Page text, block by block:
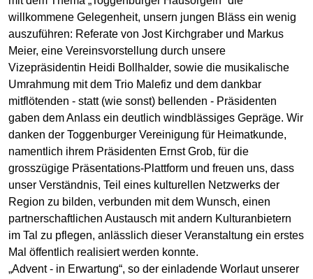
willkommene Gelegenheit, unsern jungen Bläss ein wenig
auszuführen: Referate von Jost Kirchgraber und Markus
Meier, eine Vereinsvorstellung durch unsere
Vizepräsidentin Heidi Bollhalder, sowie die musikalische
Umrahmung mit dem Trio Malefiz und dem dankbar
mitflötenden - statt (wie sonst) bellenden - Präsidenten
gaben dem Anlass ein deutlich windblässiges Gepräge. Wir
danken der Toggenburger Vereinigung für Heimatkunde,
namentlich ihrem Präsidenten Ernst Grob, für die
grosszügige Präsentations-Plattform und freuen uns, dass
unser Verständnis, Teil eines kulturellen Netzwerks der
Region zu bilden, verbunden mit dem Wunsch, einen
partnerschaftlichen Austausch mit andern Kulturanbietern
im Tal zu pflegen, anlässlich dieser Veranstaltung ein erstes
Mal öffentlich realisiert werden konnte.
„Advent - in Erwartung“, so der einladende Worlaut unserer